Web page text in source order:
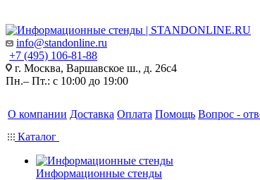
info@standonline.ru
+7 (495) 106-81-88
г. Москва, Варшавское ш., д. 26с4
Пн.– Пт.: с 10:00 до 19:00
О компании Доставка Оплата Помощь Вопрос -
Каталог
Информационные стенды